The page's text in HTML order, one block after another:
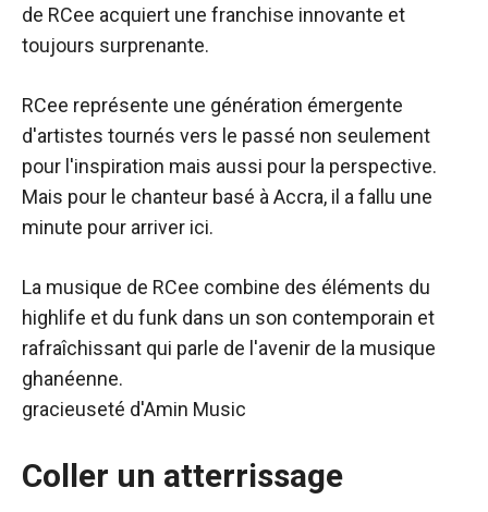
de RCee acquiert une franchise innovante et
toujours surprenante.
RCee représente une génération émergente
d'artistes tournés vers le passé non seulement
pour l'inspiration mais aussi pour la perspective.
Mais pour le chanteur basé à Accra, il a fallu une
minute pour arriver ici.
La musique de RCee combine des éléments du
highlife et du funk dans un son contemporain et
rafraîchissant qui parle de l'avenir de la musique
ghanéenne.
gracieuseté d'Amin Music
Coller un atterrissage